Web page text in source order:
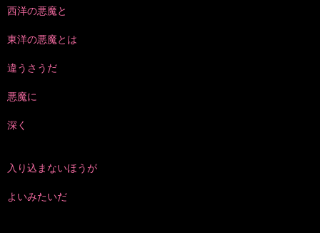
西洋の悪魔と
東洋の悪魔とは
違うさうだ
悪魔に
深く
入り込まないほうが
よいみたいだ